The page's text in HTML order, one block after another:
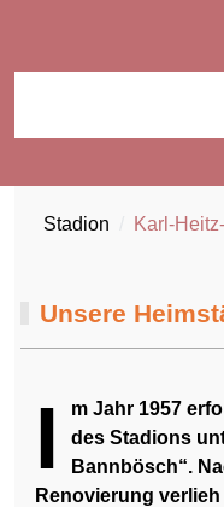
Stadion Karl-
Unsere
I
m Jahr 1957
des Stadions
Bannbösch“.
Renovierung